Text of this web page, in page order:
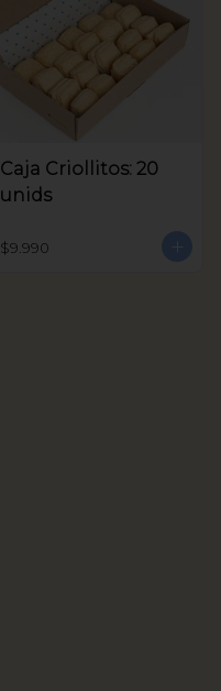
Caja Criollitos: 20
unids
$9.990